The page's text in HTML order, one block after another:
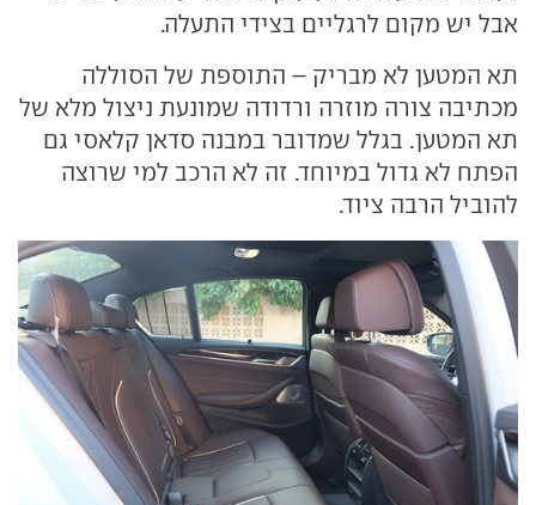
אבל יש מקום לרגליים בצידי התעלה.
תא המטען לא מבריק – התוספת של הסוללה
מכתיבה צורה מוזרה ורדודה שמונעת ניצול מלא של
תא המטען. בגלל שמדובר במבנה סדאן קלאסי גם
הפתח לא גדול במיוחד. זה לא הרכב למי שרוצה
להוביל הרבה ציוד.